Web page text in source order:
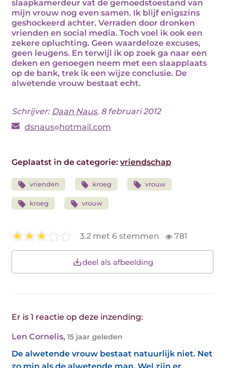
slaapkamerdeur vat de gemoedstoestand van
mijn vrouw nog even samen. Ik blijf enigszins
geshockeerd achter. Verraden door dronken
vrienden en social media. Toch voel ik ook een
zekere opluchting. Geen waardeloze excuses,
geen leugens. En terwijl ik op zoek ga naar een
deken en genoegen neem met een slaapplaats
op de bank, trek ik een wijze conclusie. De
alwetende vrouw bestaat echt.
Schrijver: Daan Naus, 8 februari 2012
dsnaus hotmail.com
Geplaatst in de categorie: vriendschap
vrienden kroeg vrouw
kroeg vrouw
3.2 met 6 stemmen 781
deel als afbeelding
Er is 1 reactie op deze inzending:
Len Cornelis, 15 jaar geleden
De alwetende vrouw bestaat natuurlijk niet. Net